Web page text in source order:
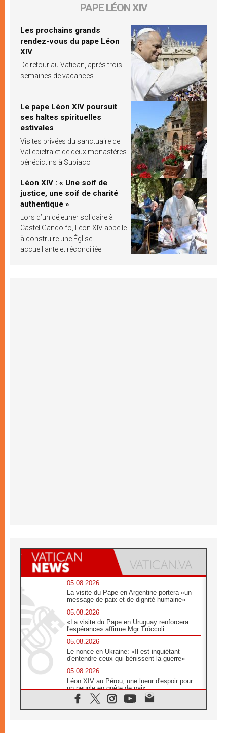
PAPE LÉON XIV
Les prochains grands
rendez-vous du pape Léon
XIV
De retour au Vatican, après trois
semaines de vacances
Le pape Léon XIV poursuit
ses haltes spirituelles
estivales
Visites privées du sanctuaire de
Vallepietra et de deux monastères
bénédictins à Subiaco
Léon XIV : « Une soif de
justice, une soif de charité
authentique »
Lors d’un déjeuner solidaire à
Castel Gandolfo, Léon XIV appelle
à construire une Église
accueillante et réconciliée
05.08.2026
La visite du Pape en Argentine portera «un
message de paix et de dignité humaine»
05.08.2026
«La visite du Pape en Uruguay renforcera
l'espérance» affirme Mgr Tróccoli
05.08.2026
Le nonce en Ukraine: «Il est inquiétant
d'entendre ceux qui bénissent la guerre»
05.08.2026
Léon XIV au Pérou, une lueur d'espoir pour
un peuple en quête de paix
05.08.2026
SCEAM: L'Église en Afrique vers